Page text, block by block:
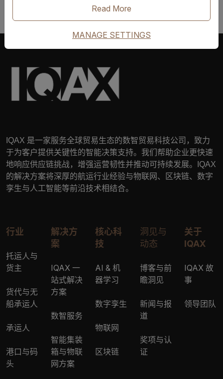
IQAX 是一家服务全球贸易生态的数智贸易科技公司，致力
于为客户提供关键性的智能决策支持。我们帮助企业更快速
地响应供应链挑战，增强运营韧性并推动可持续发展。
IQAX
的解决方案将深厚的航运行业经验与物联网、区块链、数字
孪生与人工智能等前沿技术相结合。
行业
托运人与
货主
货代与无
船承运人
承运人
港口与码
头
解决方
案
IQAX 一
站式解决
方案
数智服务
智能集装
箱与物联
网方案
核心科
技
AI & 机
器学习
数字孪生
物联网
区块链
洞见与
动态
博客与前
瞻洞见
新闻与报
道
奖项与认
证
关于
IQAX
IQAX 故
事
领导团队
Read More
MANAGE SETTINGS